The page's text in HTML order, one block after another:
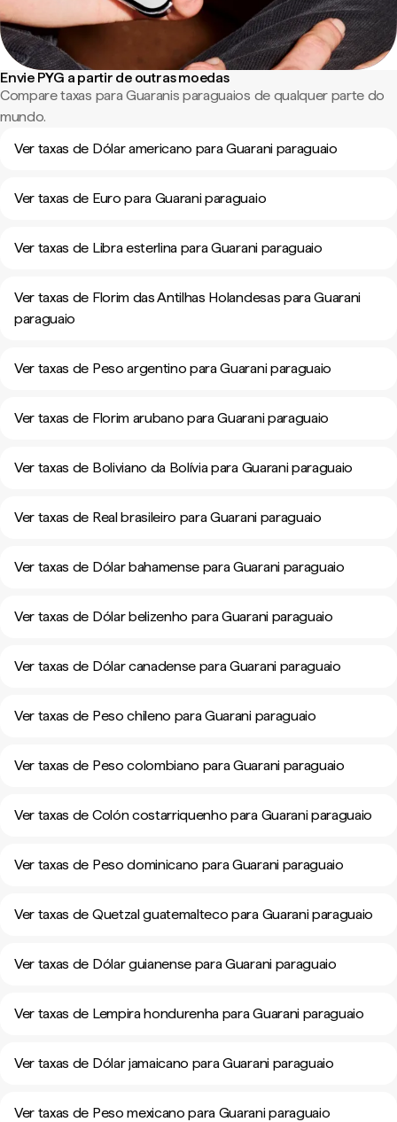
Envie PYG a partir de outras moedas
Compare taxas para Guaranis paraguaios de qualquer parte do
mundo.
Ver taxas de Dólar americano para Guarani paraguaio
Ver taxas de Euro para Guarani paraguaio
Ver taxas de Libra esterlina para Guarani paraguaio
Ver taxas de Florim das Antilhas Holandesas para Guarani
paraguaio
Ver taxas de Peso argentino para Guarani paraguaio
Ver taxas de Florim arubano para Guarani paraguaio
Ver taxas de Boliviano da Bolívia para Guarani paraguaio
Ver taxas de Real brasileiro para Guarani paraguaio
Ver taxas de Dólar bahamense para Guarani paraguaio
Ver taxas de Dólar belizenho para Guarani paraguaio
Ver taxas de Dólar canadense para Guarani paraguaio
Ver taxas de Peso chileno para Guarani paraguaio
Ver taxas de Peso colombiano para Guarani paraguaio
Ver taxas de Colón costarriquenho para Guarani paraguaio
Ver taxas de Peso dominicano para Guarani paraguaio
Ver taxas de Quetzal guatemalteco para Guarani paraguaio
Ver taxas de Dólar guianense para Guarani paraguaio
Ver taxas de Lempira hondurenha para Guarani paraguaio
Ver taxas de Dólar jamaicano para Guarani paraguaio
Ver taxas de Peso mexicano para Guarani paraguaio